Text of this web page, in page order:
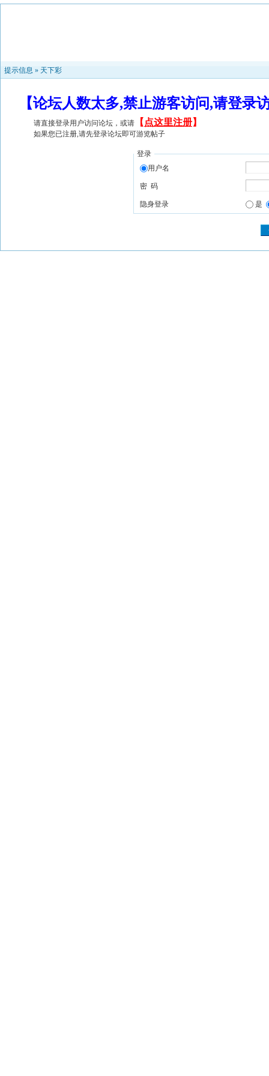
提示信息 » 天下彩
【论坛人数太多,禁止游客访问,请登
请直接登录用户访问论坛，或请 【 点这里注册】
如果您已注册,请先登录论坛即可游览帖子
登录
用户名
密 码
隐身登录 是